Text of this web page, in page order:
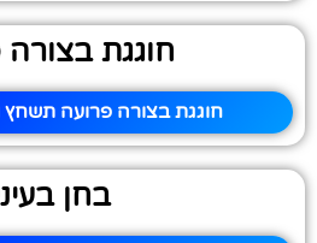
חוגגת
חוגגת בצורה פרועה תשחץ
בחן